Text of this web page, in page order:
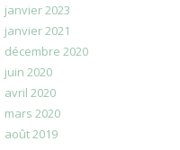
janvier 2023
janvier 2021
décembre 2020
juin 2020
avril 2020
mars 2020
août 2019